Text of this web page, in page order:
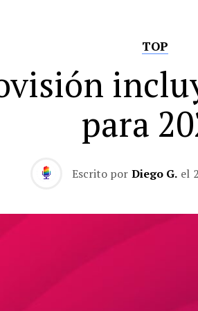
TOP
para
Escrito por Diego G. el